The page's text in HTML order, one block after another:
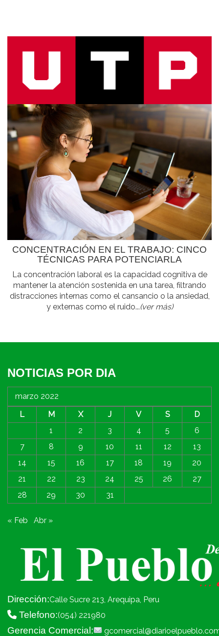
CONCENTRACIÓN EN EL TRABAJO: CINCO
TÉCNICAS PARA POTENCIARLA
La concentración laboral es la capacidad cognitiva de
mantener la atención sostenida en una tarea, filtrando
distracciones internas como el cansancio o la ansiedad,
y externas como el ruido...(ver más)
NOTICIAS POR DIA
marzo 2022
L
M X J V S
D
1
2 3 4 5
6
7
8 9 10 11 12
13
14
15 16 17 18 19
20
21
22 23 24 25 26
27
28
29 30 31
« Feb Abr »
Dirección:Calle Sucre 213, Arequipa, Peru
Telefono:(054) 221980
Gerencia Comercial: